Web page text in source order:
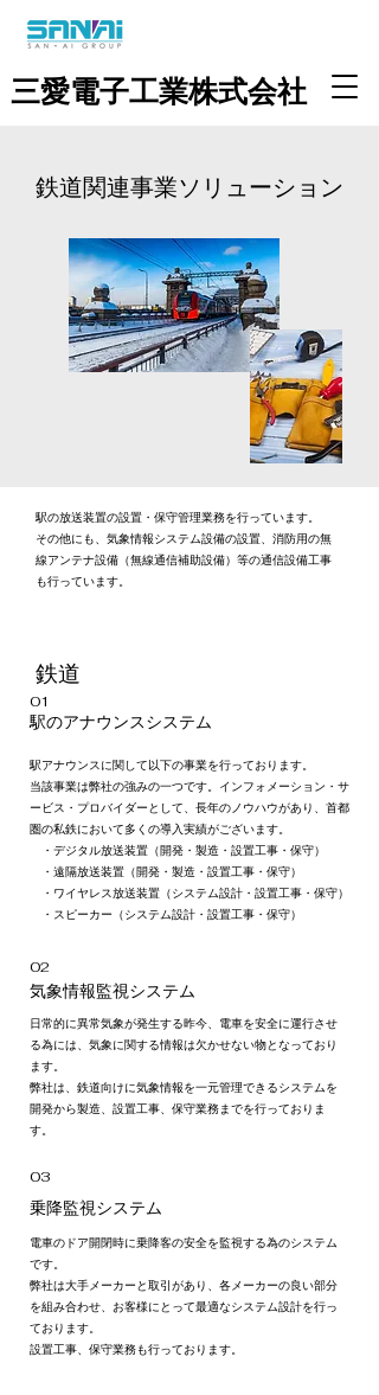
三愛電子工業株式会社
​鉄道関連事業ソリューション
​駅の放送装置の設置・保守管理業務を行っています。
その他にも、気象情報システム設備の設置、消防用の無
線アンテナ設備（無線通信補助設備）等の通信設備工事
も行っています。
鉄道
01
​駅のアナウンスシステム
駅アナウンスに関して以下の事業を行っております。
当該事業は弊社の強みの一つです。インフォメーション・サ
ービス・プロバイダーとして、長年のノウハウがあり、首都
圏の私鉄において多くの導入実績がございます。
・デジタル放送装置（開発・製造・設置工事・保守）
・遠隔放送装置（開発・製造・設置工事・保守）
・ワイヤレス放送装置（システム設計・設置工事・保守）
・スピーカー（システム設計・設置工事・保守）
02
気象情報監視システム
日常的に異常気象が発生する昨今、電車を安全に運行させ
る為には、気象に関する情報は欠かせない物となっており
ます。
弊社は、鉄道向けに気象情報を一元管理できるシステムを
開発から製造、設置工事、保守業務までを行っておりま
す。
03
乗降監視システム
電車のドア開閉時に乗降客の安全を監視する為のシステム
です。
弊社は大手メーカーと取引があり、各メーカーの良い部分
を組み合わせ、お客様にとって最適なシステム設計を行っ
ております。
設置工事、保守業務も行っております。